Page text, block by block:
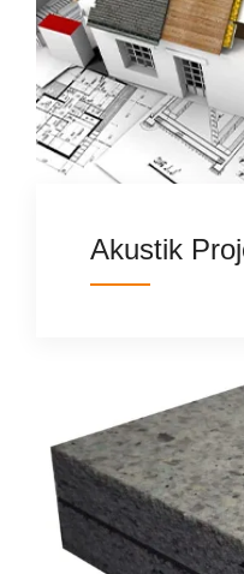
Akustik